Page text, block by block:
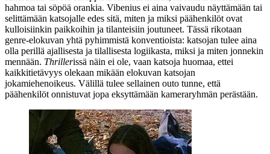
hahmoa tai söpöä orankia. Vibenius ei aina vaivaudu näyttämään tai
selittämään katsojalle edes sitä, miten ja miksi päähenkilöt ovat
kulloisiinkin paikkoihin ja tilanteisiin joutuneet. Tässä rikotaan
genre-elokuvan yhtä pyhimmistä konventioista: katsojan tulee aina
olla perillä ajallisesta ja tilallisesta logiikasta, miksi ja miten jonnekin
mennään. Thrillerissä näin ei ole, vaan katsoja huomaa, ettei
kaikkitietävyys olekaan mikään elokuvan katsojan
jokamiehenoikeus. Välillä tulee sellainen outo tunne, että
päähenkilöt onnistuvat jopa eksyttämään kameraryhmän perästään.